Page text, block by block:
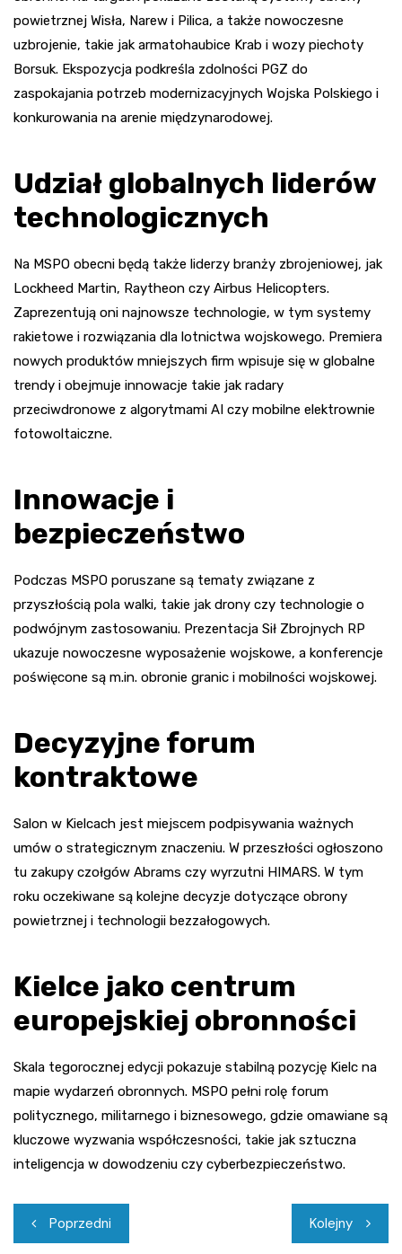
powietrznej Wisła, Narew i Pilica, a także nowoczesne
uzbrojenie, takie jak armatohaubice Krab i wozy piechoty
Borsuk. Ekspozycja podkreśla zdolności PGZ do
zaspokajania potrzeb modernizacyjnych Wojska Polskiego i
konkurowania na arenie międzynarodowej.
Udział globalnych liderów
technologicznych
Na MSPO obecni będą także liderzy branży zbrojeniowej, jak
Lockheed Martin, Raytheon czy Airbus Helicopters.
Zaprezentują oni najnowsze technologie, w tym systemy
rakietowe i rozwiązania dla lotnictwa wojskowego. Premiera
nowych produktów mniejszych firm wpisuje się w globalne
trendy i obejmuje innowacje takie jak radary
przeciwdronowe z algorytmami AI czy mobilne elektrownie
fotowoltaiczne.
Innowacje i
bezpieczeństwo
Podczas MSPO poruszane są tematy związane z
przyszłością pola walki, takie jak drony czy technologie o
podwójnym zastosowaniu. Prezentacja Sił Zbrojnych RP
ukazuje nowoczesne wyposażenie wojskowe, a konferencje
poświęcone są m.in. obronie granic i mobilności wojskowej.
Decyzyjne forum
kontraktowe
Salon w Kielcach jest miejscem podpisywania ważnych
umów o strategicznym znaczeniu. W przeszłości ogłoszono
tu zakupy czołgów Abrams czy wyrzutni HIMARS. W tym
roku oczekiwane są kolejne decyzje dotyczące obrony
powietrznej i technologii bezzałogowych.
Kielce jako centrum
europejskiej obronności
Skala tegorocznej edycji pokazuje stabilną pozycję Kielc na
mapie wydarzeń obronnych. MSPO pełni rolę forum
politycznego, militarnego i biznesowego, gdzie omawiane są
kluczowe wyzwania współczesności, takie jak sztuczna
inteligencja w dowodzeniu czy cyberbezpieczeństwo.
Nawigacja
Poprzedni Kolejny